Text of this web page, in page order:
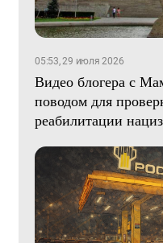
05:53, 29 июля 2026
Видео блогера с
поводом для
реабилитации